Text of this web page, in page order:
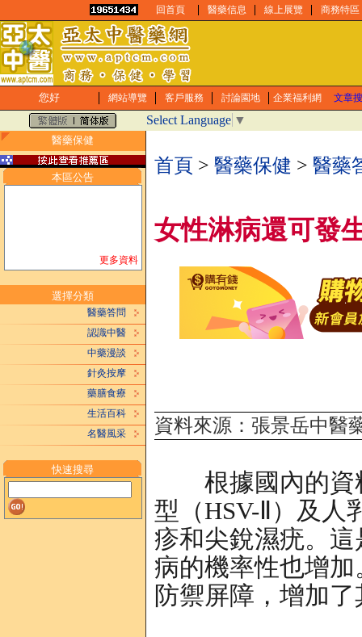
回首頁 醫藥信息 線上展覽 商務特區
您好 網站導覽 客戶服務 討論園地 企業福利網 文章
Select Language ▼
醫藥保健
本區公告
更多資料
選擇分類
醫藥答問
認識中醫
中藥漫談
針灸按摩
藥膳食療
生活百科
名醫風采
快速搜尋
首頁 > 醫藥保健 > 醫藥
女性淋病還可發
資料來源：張景岳中
根據國內的資
型（HSV-Ⅱ）及人
疹和尖銳濕疣。
病的機率性也增
防禦屏障，增加